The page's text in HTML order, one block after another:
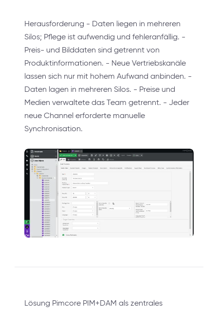
Herausforderung - Daten liegen in mehreren
Silos; Pflege ist aufwendig und fehleranfällig. -
Preis- und Bilddaten sind getrennt von
Produktinformationen. - Neue Vertriebskanäle
lassen sich nur mit hohem Aufwand anbinden. -
Daten lagen in mehreren Silos. - Preise und
Medien verwaltete das Team getrennt. - Jeder
neue Channel erforderte manuelle
Synchronisation.
Lösung Pimcore PIM+DAM als zentrales